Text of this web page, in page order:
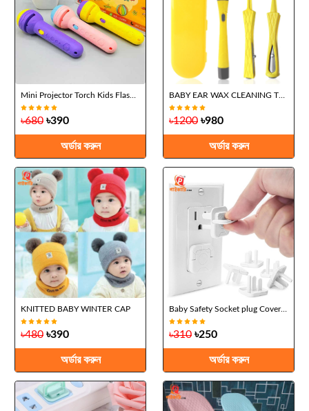
৳680 ৳390
অর্ডার করুন
৳1200 ৳980
অর্ডার করুন
KNITTED BABY WINTER CAP
৳480 ৳390
অর্ডার করুন
Baby Safety Socket plug Cover(10 pes)
৳310 ৳250
অর্ডার করুন